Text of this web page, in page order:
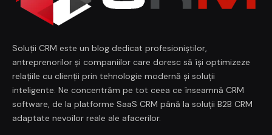
Soluții CRM este un blog dedicat profesioniștilor,
antreprenorilor și companiilor care doresc să își optimizeze
relațiile cu clienții prin tehnologie modernă și soluții
inteligente. Ne concentrăm pe tot ceea ce înseamnă CRM
software, de la platforme SaaS CRM până la soluții B2B CRM
adaptate nevoilor reale ale afacerilor.